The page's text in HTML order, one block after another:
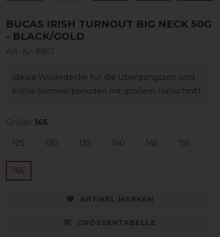
BUCAS IRISH TURNOUT BIG NECK 50G
- BLACK/GOLD
Art.-Nr: 8851
Ideale Weidedecke für die Übergangszeit und
kühle Sommerperioden mit großem Halsschnitt
Größe: 165
125 130 135 140 145 155
165
ARTIKEL MERKEN
GRÖSSENTABELLE